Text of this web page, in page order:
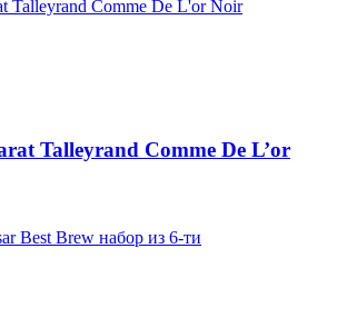
Talleyrand Comme De L’or